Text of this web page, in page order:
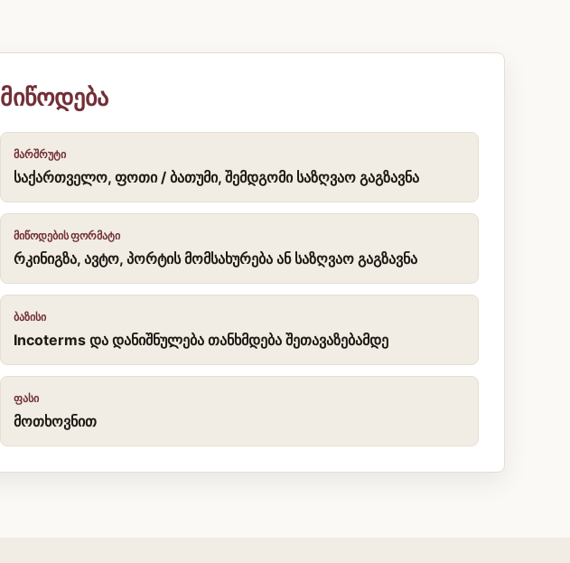
მიწოდება
ᲛᲐᲠᲨᲠᲣᲢᲘ
საქართველო, ფოთი / ბათუმი, შემდგომი საზღვაო გაგზავნა
ᲛᲘᲬᲝᲓᲔᲑᲘᲡ ᲤᲝᲠᲛᲐᲢᲘ
რკინიგზა, ავტო, პორტის მომსახურება ან საზღვაო გაგზავნა
ᲑᲐᲖᲘᲡᲘ
Incoterms და დანიშნულება თანხმდება შეთავაზებამდე
ᲤᲐᲡᲘ
მოთხოვნით